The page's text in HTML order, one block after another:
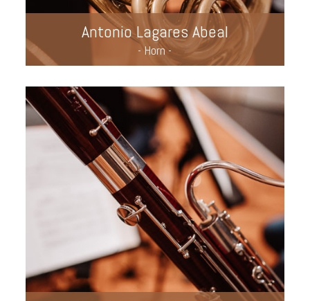
Antonio Lagares Abeal
- Horn -